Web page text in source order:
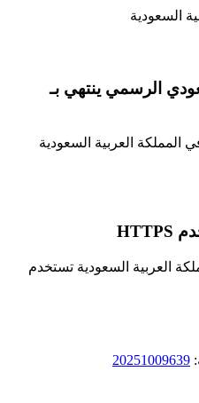
السعودية
الرسمي ينتهي بـ
المملكة العربية السعودية
HTTPS
العربية السعودية تستخدم
20251009639